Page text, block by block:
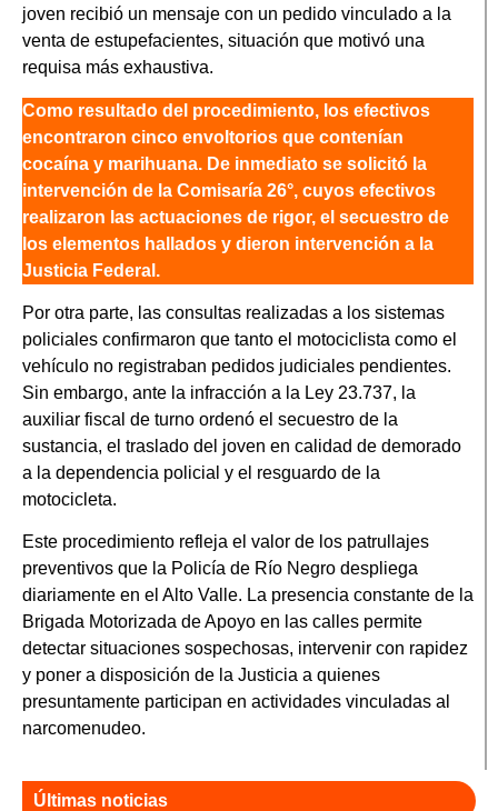
joven recibió un mensaje con un pedido vinculado a la
venta de estupefacientes, situación que motivó una
requisa más exhaustiva.
Como resultado del procedimiento, los efectivos
encontraron cinco envoltorios que contenían
cocaína y marihuana. De inmediato se solicitó la
intervención de la Comisaría 26°, cuyos efectivos
realizaron las actuaciones de rigor, el secuestro de
los elementos hallados y dieron intervención a la
Justicia Federal.
Por otra parte, las consultas realizadas a los sistemas
policiales confirmaron que tanto el motociclista como el
vehículo no registraban pedidos judiciales pendientes.
Sin embargo, ante la infracción a la Ley 23.737, la
auxiliar fiscal de turno ordenó el secuestro de la
sustancia, el traslado del joven en calidad de demorado
a la dependencia policial y el resguardo de la
motocicleta.
Este procedimiento refleja el valor de los patrullajes
preventivos que la Policía de Río Negro despliega
diariamente en el Alto Valle. La presencia constante de la
Brigada Motorizada de Apoyo en las calles permite
detectar situaciones sospechosas, intervenir con rapidez
y poner a disposición de la Justicia a quienes
presuntamente participan en actividades vinculadas al
narcomenudeo.
Últimas noticias